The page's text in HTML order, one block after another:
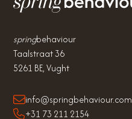
springbehaviour
Taalstraat 36
5261 BE, Vught
info@springbehaviour.com
+31 73 211 2154